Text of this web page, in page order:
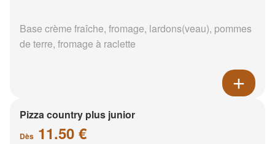
Base crème fraîche, fromage, lardons(veau), pommes
de terre, fromage à raclette
Pizza country plus junior
Dès 11.50 €